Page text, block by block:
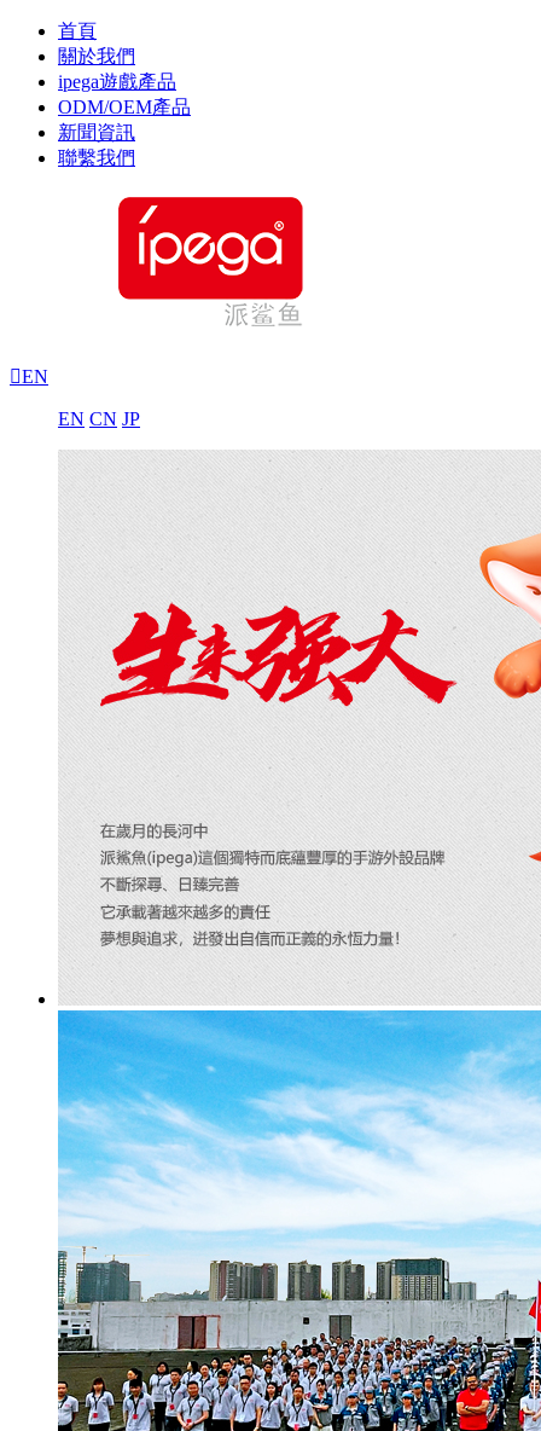
首頁
關於我們
ipega遊戲產品
ODM/OEM產品
新聞資訊
聯繫我們
EN
EN CN JP